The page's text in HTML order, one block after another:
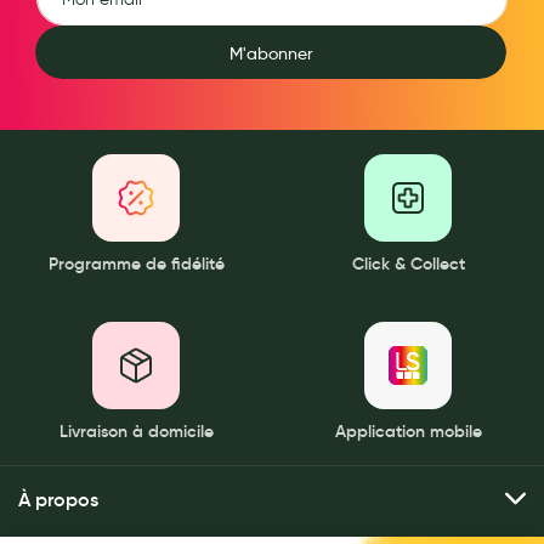
Cannes
Chaussures
Les marques
Les promotions
M'abonner
Programme de fidélité Click & Collect
Livraison à domicile Application mobile
À propos